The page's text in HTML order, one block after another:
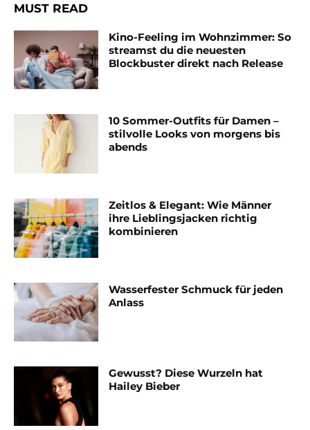
MUST READ
Kino-Feeling im Wohnzimmer: So
streamst du die neuesten
Blockbuster direkt nach Release
10 Sommer-Outfits für Damen –
stilvolle Looks von morgens bis
abends
Zeitlos & Elegant: Wie Männer
ihre Lieblingsjacken richtig
kombinieren
Wasserfester Schmuck für jeden
Anlass
Gewusst? Diese Wurzeln hat
Hailey Bieber